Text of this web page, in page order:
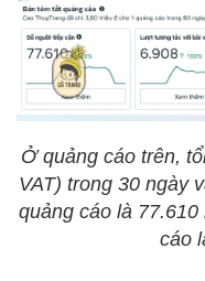
Ở quảng cáo trên,
VAT) trong 30 ngày
quảng cáo là
cáo